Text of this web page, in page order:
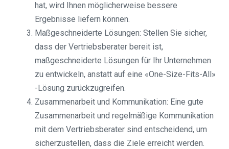
hat, wird Ihnen möglicherweise bessere
Ergebnisse liefern können.
Maßgeschneiderte Lösungen: Stellen Sie sicher,
dass der Vertriebsberater bereit ist,
maßgeschneiderte Lösungen für Ihr Unternehmen
zu entwickeln, anstatt auf eine «One-Size-Fits-All»
-Lösung zurückzugreifen.
Zusammenarbeit und Kommunikation: Eine gute
Zusammenarbeit und regelmäßige Kommunikation
mit dem Vertriebsberater sind entscheidend, um
sicherzustellen, dass die Ziele erreicht werden.